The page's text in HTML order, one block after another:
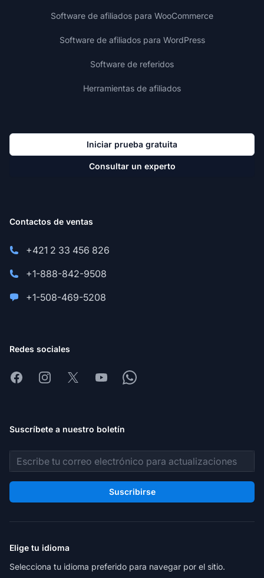
Software de afiliados para WooCommerce
Software de afiliados para WordPress
Software de referidos
Herramientas de afiliados
Iniciar prueba gratuita
Consultar un experto
Contactos de ventas
+421 2 33 456 826
+1-888-842-9508
+1-508-469-5208
Redes sociales
FacebookInstagram
X YoutubeWhatsapp
Suscríbete a nuestro boletín
Dirección de correo electrónico
Suscribirse
Elige tu idioma
Selecciona tu idioma preferido para navegar por el sitio.